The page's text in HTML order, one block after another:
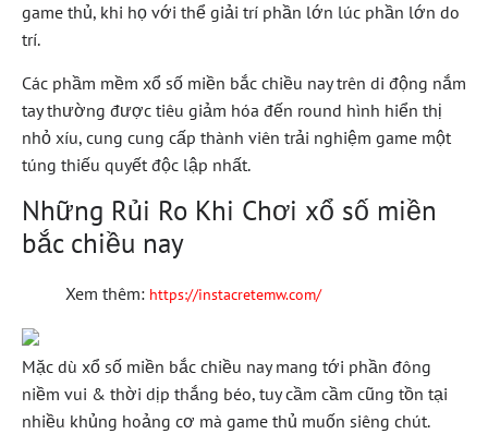
game thủ, khi họ với thể giải trí phần lớn lúc phần lớn do
trí.
Các phầm mềm xổ số miền bắc chiều nay trên di động nắm
tay thường được tiêu giảm hóa đến round hình hiển thị
nhỏ xíu, cung cung cấp thành viên trải nghiệm game một
túng thiếu quyết độc lập nhất.
Những Rủi Ro Khi Chơi xổ số miền
bắc chiều nay
Xem thêm: https://instacretemw.com/
Mặc dù xổ số miền bắc chiều nay mang tới phần đông
niềm vui & thời dịp thắng béo, tuy cầm cầm cũng tồn tại
nhiều khủng hoảng cơ mà game thủ muốn siêng chút.